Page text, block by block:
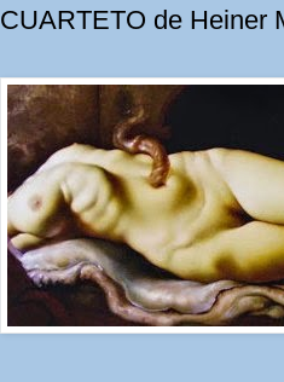
CUARTETO de Heiner